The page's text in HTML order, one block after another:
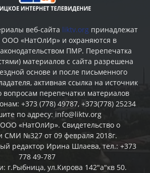
веб-сайта liktv.org принадлежат
ООО «НатОлИр» и охраняются в
ПМР. Перепечатка
материалов c сайта разрешена
основе и после письменного
активная ссылка на источник
вопросам перепечатки материалов
+373 (778) 49787, +373(778) 25234
по адресу: info@liktv.org
«НатОлИр». Свидетельство о
СМИ №327 от 09 февраля 2018г.
редактор Ирина Шлаева, тел.: +373
778 49-787
г.Рыбница, ул.Кирова 142"а"кв 50.